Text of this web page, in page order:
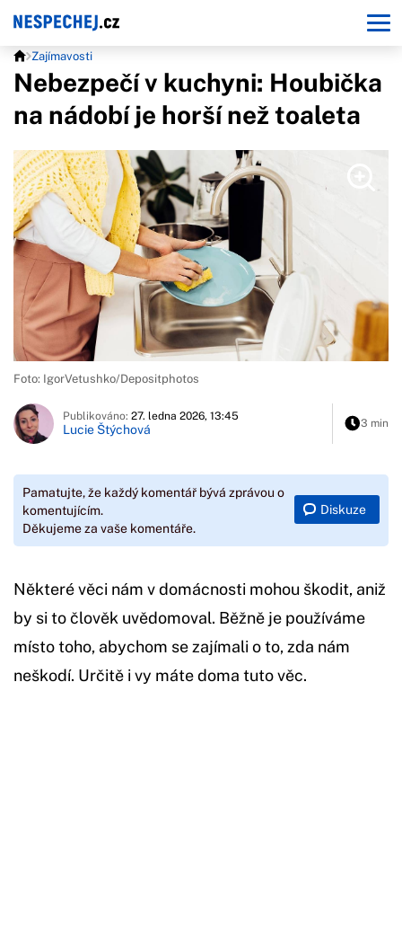
Zajímavosti
Nebezpečí v kuchyni: Houbička
na nádobí je horší než toaleta
Foto: IgorVetushko/Depositphotos
Publikováno: 27. ledna 2026, 13:45
Lucie Štýchová 3 min
Pamatujte, že každý komentář bývá zprávou o
komentujícím.
Děkujeme za vaše komentáře.
Diskuze
Některé věci nám v domácnosti mohou škodit, aniž
by si to člověk uvědomoval. Běžně je používáme
místo toho, abychom se zajímali o to, zda nám
neškodí. Určitě i vy máte doma tuto věc.